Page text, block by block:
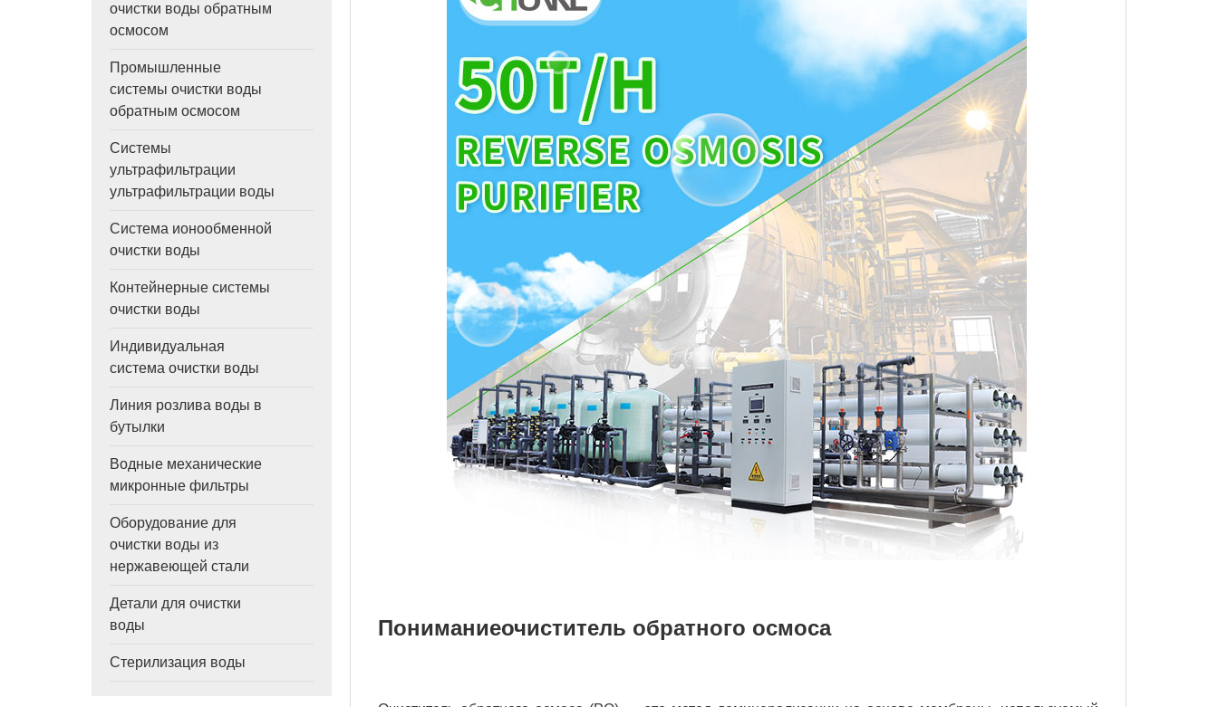
очистки воды обратным
осмосом
Промышленные
системы очистки воды
обратным осмосом
Системы
ультрафильтрации
ультрафильтрации воды
Система ионообменной
очистки воды
Контейнерные системы
очистки воды
Индивидуальная
система очистки воды
Линия розлива воды в
бутылки
Водные механические
микронные фильтры
Оборудование для
очистки воды из
нержавеющей стали
Детали для очистки
воды
Стерилизация воды
Пониманиеочиститель обратного осмоса